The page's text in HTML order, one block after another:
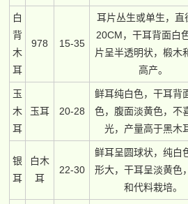
白
背
木
耳
978 15-35
耳片丛生或单生，直
20CM，干耳背面白
片呈半透明状，椴木
高产。
玉
木
耳
玉耳 20-28
鲜耳纯白色，干耳背
色，腹面淡黄色，不
光，产量高于黑木
银
耳
白木
耳
22-30
鲜耳呈圆球状，纯白
形大，干耳呈淡黄色
和代料栽培。